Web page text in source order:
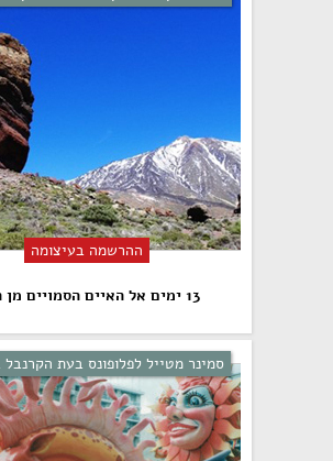
ההרשמה בעיצומה
13 ימים אל האיים הסמויים מן העין
סמינר מטייל לפלופונס בעת